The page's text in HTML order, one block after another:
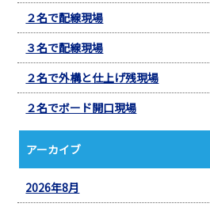
２名で配線現場
３名で配線現場
２名で外構と仕上げ残現場
２名でボード開口現場
アーカイブ
2026年8月